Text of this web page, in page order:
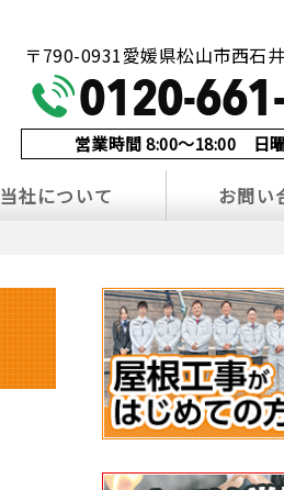
〒790-0931愛媛県松山市西石
営業時間 8:00～18:00 日
当社について お問い